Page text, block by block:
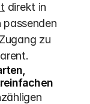
direkt in
zu